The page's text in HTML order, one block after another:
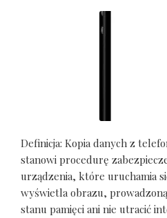
Definicja: Kopia danych z
stanowi procedurę
urządzenia, które uruchamia
wyświetla obrazu,
stanu pamięci ani nie utracić